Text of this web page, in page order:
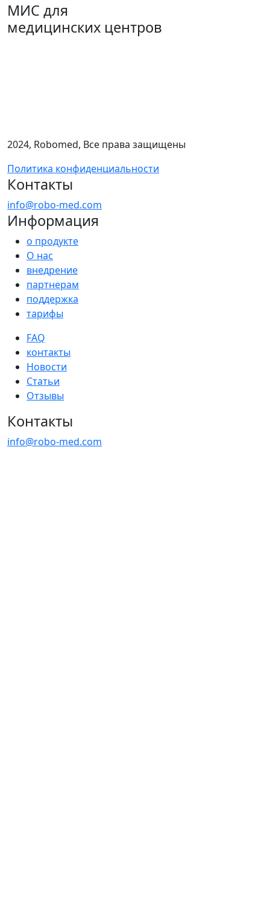
МИС для
медицинских центров
2024, Robomed, Все права защищены
Политика конфиденциальности
Контакты
info@robo-med.com
Информация
о продукте
О нас
внедрение
партнерам
поддержка
тарифы
FAQ
контакты
Новости
Статьи
Отзывы
Контакты
info@robo-med.com